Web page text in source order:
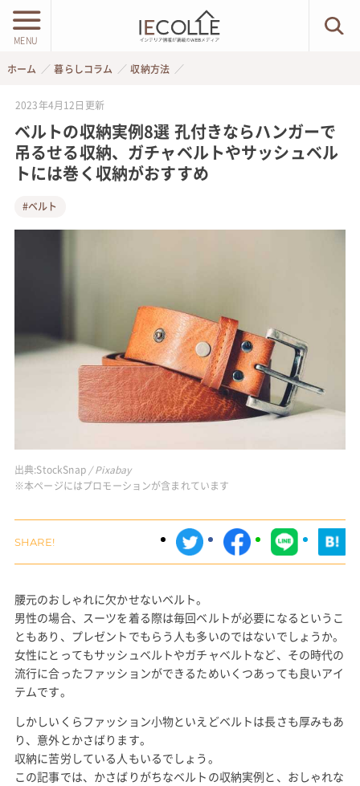
MENU
ホーム 暮らしコラム 収納方法
2023年4月12日 更新
ベルトの収納実例8選 孔付きならハンガーで
吊るせる収納、ガチャベルトやサッシュベル
トには巻く収納がおすすめ
#ベルト
出典:StockSnap/ Pixabay
※本ページにはプロモーションが含まれています
腰元のおしゃれに欠かせないベルト。
男性の場合、スーツを着る際は毎回ベルトが必要になるというこ
ともあり、プレゼントでもらう人も多いのではないでしょうか。
女性にとってもサッシュベルトやガチャベルトなど、その時代の
流行に合ったファッションができるためいくつあっても良いアイ
テムです。
しかしいくらファッション小物といえどベルトは長さも厚みもあ
り、意外とかさばります。
収納に苦労している人もいるでしょう。
この記事では、かさばりがちなベルトの収納実例と、おしゃれな